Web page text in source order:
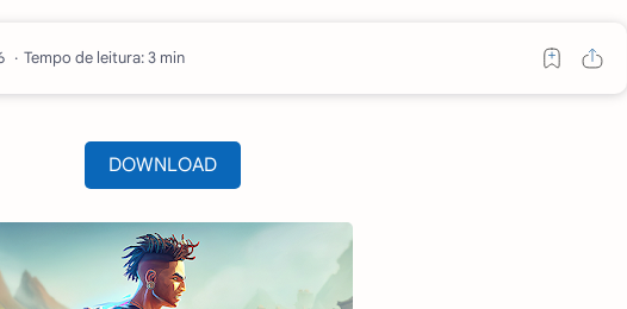
Tempo de leitura: 3 min
DOWNLOAD